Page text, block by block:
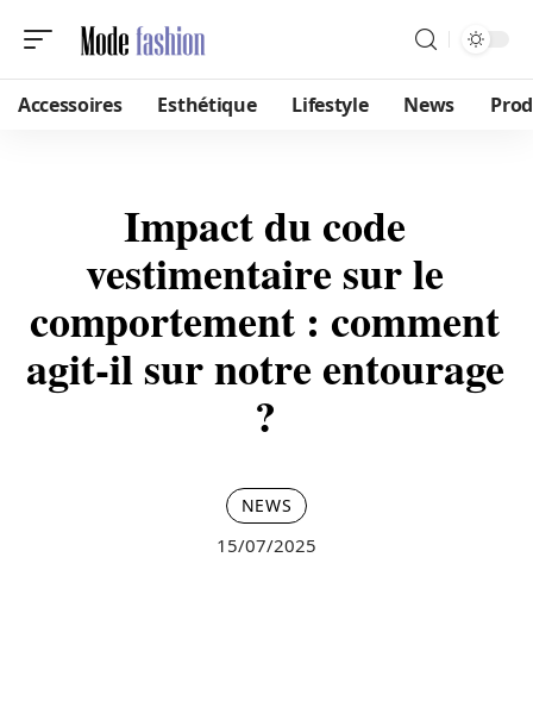
Accessoires Esthétique Lifestyle News
Impact du code
vestimentaire sur le
comportement : comment
agit-il sur notre entourage
?
NEWS
15/07/2025